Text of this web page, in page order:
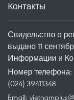
Контакты
Свидельство о
выдано 11
Информации и
Номер телефона:
(024) 39411348
Email: